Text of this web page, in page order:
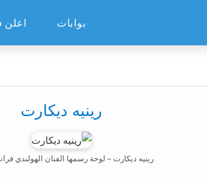
بوابات اعلن
رينيه ديكارت
رينيه ديكارت – لوحة رسمها الفنان الهولندي